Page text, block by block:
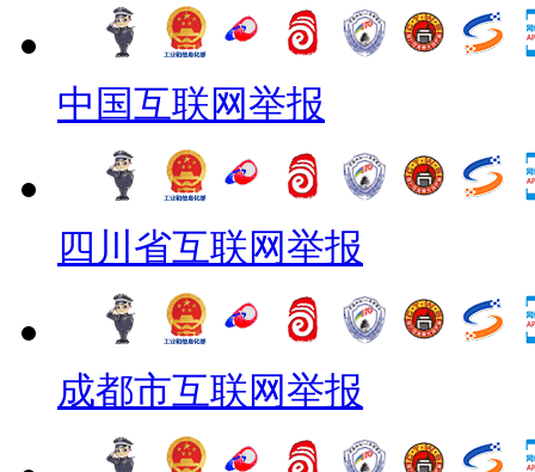
中国互联网举报
四川省互联网举报
成都市互联网举报